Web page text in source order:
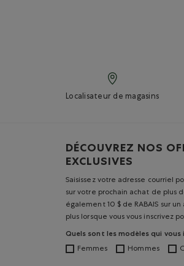
Localisateur de magasins
DÉCOUVREZ NOS
EXCLUSIVES
Saisissez votre adresse courriel
sur votre prochain achat de plus
également 10 $ de RABAIS sur
plus lorsque vous vous inscrivez
Quels sont les modèles qui vous
Femmes Hommes